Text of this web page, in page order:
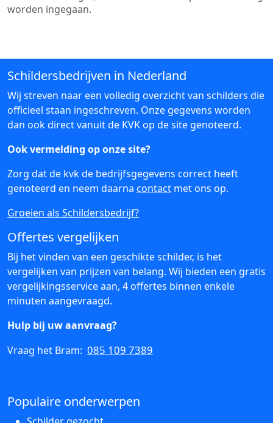
worden ingegaan.
Schildersbedrijven in Nederland
Wij streven naar een volledig overzicht van schilders die
officieel staan ingeschreven. Onze gegevens worden
dan ook direct vanuit de KVK op de site genoteerd.
Ook vermelding op onze site?
Zorg dat de kvk de bedrijfsgegevens correct heeft
genoteerd en neem daarna contact met ons op.
Groeien als Schildersbedrijf?
Offertes vergelijken
Bij het vinden van een geschikte schilder, is het
vergelijken van prijzen van belang. Wij bieden een gratis
vergelijkingsservice aan, 4 offertes binnen enkele
minuten aangevraagd.
Hulp bij uw aanvraag?
Vraag het Bram: 085 109 7389
Populaire onderwerpen